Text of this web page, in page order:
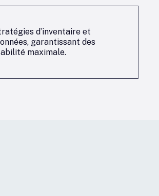
d’inventaire et
garantissant des
maximale.